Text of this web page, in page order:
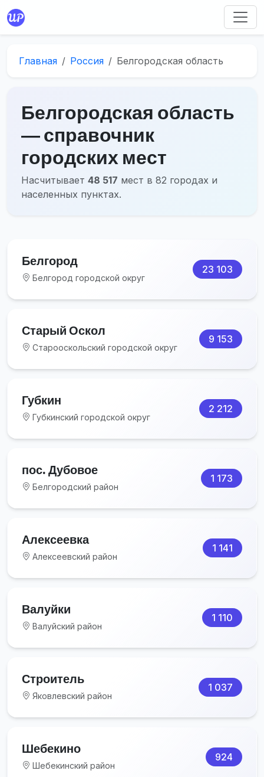
Главная Россия Белгородская область
Белгородская область
― справочник
городских мест
Насчитывает 48 517 мест в 82 городах и
населенных пунктах.
Белгород
Белгород городской округ
23 103
Старый Оскол
Старооскольский городской округ
9 153
Губкин
Губкинский городской округ
2 212
пос. Дубовое
Белгородский район
1 173
Алексеевка
Алексеевский район
1 141
Валуйки
Валуйский район
1 110
Строитель
Яковлевский район
1 037
Шебекино
Шебекинский район
924